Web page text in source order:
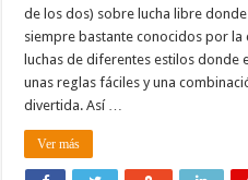
de los dos) sobre lucha libre
siempre bastante conocidos por
luchas de diferentes estilos donde
unas reglas fáciles y una
divertida. Así …
Ver más